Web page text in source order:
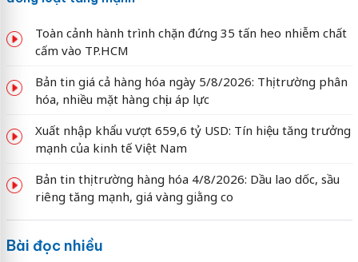
Toàn cảnh hành trình chặn đứng 35 tấn heo nhiễm chất
cấm vào TP.HCM
Bản tin giá cả hàng hóa ngày 5/8/2026: Thị trường phân
hóa, nhiều mặt hàng chịu áp lực
Xuất nhập khẩu vượt 659,6 tỷ USD: Tín hiệu tăng trưởng
mạnh của kinh tế Việt Nam
Bản tin thị trường hàng hóa 4/8/2026: Dầu lao dốc, sầu
riêng tăng mạnh, giá vàng giằng co
Bài đọc nhiều